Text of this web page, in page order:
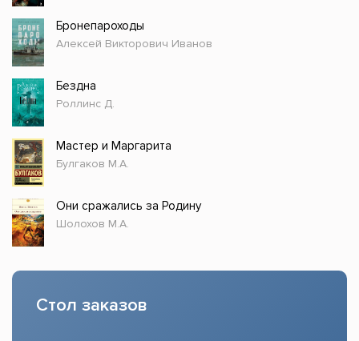
Бронепароходы
Алексей Викторович Иванов
Бездна
Роллинс Д.
Мастер и Маргарита
Булгаков М.А.
Они сражались за Родину
Шолохов М.А.
Стол заказов